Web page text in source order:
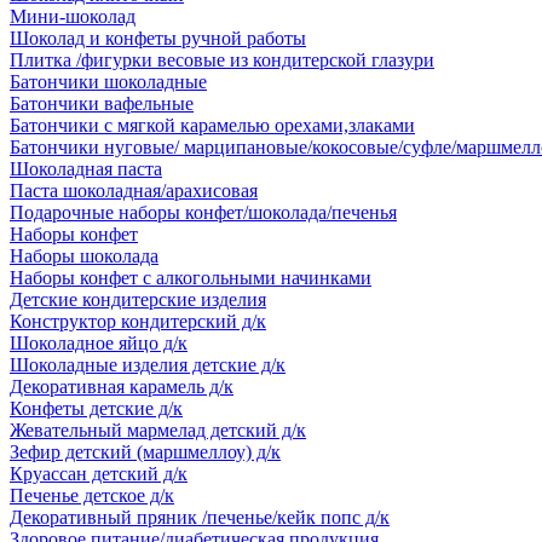
Мини-шоколад
Шоколад и конфеты ручной работы
Плитка /фигурки весовые из кондитерской глазури
Батончики шоколадные
Батончики вафельные
Батончики с мягкой карамелью орехами,злаками
Батончики нуговые/ марципановые/кокосовые/суфле/
Шоколадная паста
Паста шоколадная/арахисовая
Подарочные наборы конфет/шоколада/печенья
Наборы конфет
Наборы шоколада
Наборы конфет с алкогольными начинками
Детские кондитерские изделия
Конструктор кондитерский д/к
Шоколадное яйцо д/к
Шоколадные изделия детские д/к
Декоративная карамель д/к
Конфеты детские д/к
Жевательный мармелад детский д/к
Зефир детский (маршмеллоу) д/к
Круассан детский д/к
Печенье детское д/к
Декоративный пряник /печенье/кейк попс д/к